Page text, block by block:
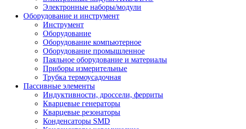
Электронные наборы/модули
Оборудование и инструмент
Инструмент
Оборудование
Оборудование компьютерное
Оборудование промышленное
Паяльное оборудование и материалы
Приборы измерительные
Трубка термоусадочная
Пассивные элементы
Индуктивности, дроссели, ферриты
Кварцевые генераторы
Кварцевые резонаторы
Конденсаторы SMD